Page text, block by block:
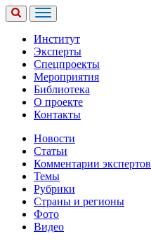
Институт
Эксперты
Спецпроекты
Мероприятия
Библиотека
О проекте
Контакты
Новости
Статьи
Комментарии экспертов
Темы
Рубрики
Страны и регионы
Фото
Видео